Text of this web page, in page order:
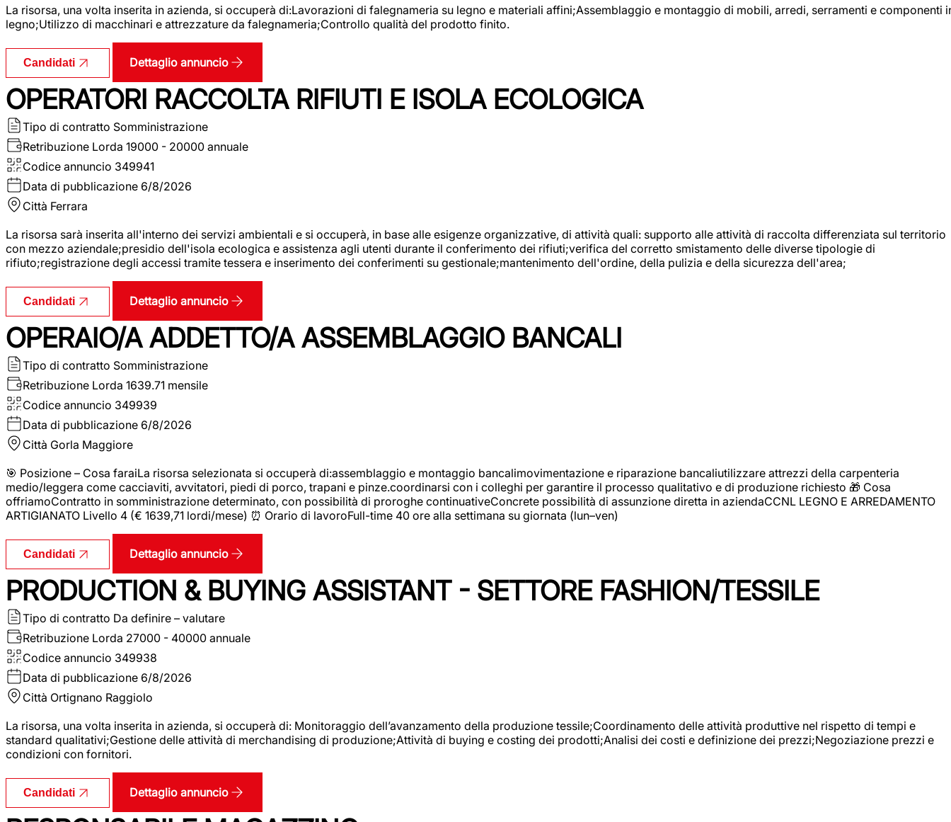
La risorsa, una volta inserita in azienda, si occuperà di:Lavorazioni di falegnameria su legno e materiali affini;Assemblaggio e montaggio di mobili, arredi, serramenti e componenti
legno;Utilizzo di macchinari e attrezzature da falegnameria;Controllo qualità del prodotto finito.
Candidati Dettaglio annuncio
OPERATORI RACCOLTA RIFIUTI E ISOLA ECOLOGICA
Tipo di contratto Somministrazione
Retribuzione Lorda 19000 - 20000 annuale
Codice annuncio 349941
Data di pubblicazione 6/8/2026
Città Ferrara
La risorsa sarà inserita all'interno dei servizi ambientali e si occuperà, in base alle esigenze organizzative, di attività quali: supporto alle attività di raccolta differenziata sul territorio
con mezzo aziendale;presidio dell'isola ecologica e assistenza agli utenti durante il conferimento dei rifiuti;verifica del corretto smistamento delle diverse tipologie di
rifiuto;registrazione degli accessi tramite tessera e inserimento dei conferimenti su gestionale;mantenimento dell'ordine, della pulizia e della sicurezza dell'area;
Candidati Dettaglio annuncio
OPERAIO/A ADDETTO/A ASSEMBLAGGIO BANCALI
Tipo di contratto Somministrazione
Retribuzione Lorda 1639.71 mensile
Codice annuncio 349939
Data di pubblicazione 6/8/2026
Città Gorla Maggiore
🎯 Posizione – Cosa faraiLa risorsa selezionata si occuperà di:assemblaggio e montaggio bancalimovimentazione e riparazione bancaliutilizzare attrezzi della carpenteria
medio/leggera come cacciaviti, avvitatori, piedi di porco, trapani e pinze.coordinarsi con i colleghi per garantire il processo qualitativo e di produzione richiesto 🎁 Cosa
offriamoContratto in somministrazione determinato, con possibilità di proroghe continuativeConcrete possibilità di assunzione diretta in aziendaCCNL LEGNO E ARREDAMENTO
ARTIGIANATO Livello 4 (€ 1639,71 lordi/mese) ⏰ Orario di lavoroFull-time 40 ore alla settimana su giornata (lun–ven)
Candidati Dettaglio annuncio
PRODUCTION & BUYING ASSISTANT - SETTORE FASHION/TESSILE
Tipo di contratto Da definire – valutare
Retribuzione Lorda 27000 - 40000 annuale
Codice annuncio 349938
Data di pubblicazione 6/8/2026
Città Ortignano Raggiolo
La risorsa, una volta inserita in azienda, si occuperà di: Monitoraggio dell’avanzamento della produzione tessile;Coordinamento delle attività produttive nel rispetto di tempi e
standard qualitativi;Gestione delle attività di merchandising di produzione;Attività di buying e costing dei prodotti;Analisi dei costi e definizione dei prezzi;Negoziazione prezzi e
condizioni con fornitori.
Candidati Dettaglio annuncio